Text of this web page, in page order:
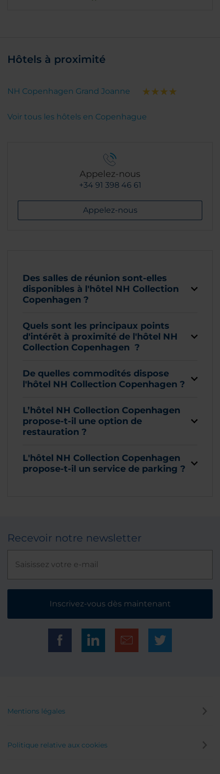
Hôtels à proximité
NH Copenhagen Grand Joanne
Voir tous les hôtels en Copenhague
Appelez-nous
+34 91 398 46 61
Appelez-nous
Des salles de réunion sont-elles
disponibles à l'hôtel NH Collection
Copenhagen ?
Quels sont les principaux points
d'intérêt à proximité de l'hôtel NH
Collection Copenhagen ?
De quelles commodités dispose
l'hôtel NH Collection Copenhagen ?
L’hôtel NH Collection Copenhagen
propose-t-il une option de
restauration ?
L'hôtel NH Collection Copenhagen
propose-t-il un service de parking ?
Recevoir notre newsletter
Inscrivez-vous dès maintenant
Mentions légales
Politique relative aux cookies